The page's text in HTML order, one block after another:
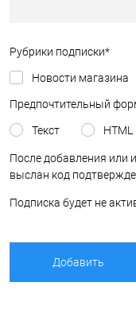
Рубрики подписки*
Новости магазина
Предпочтительный
Текст HTML
После добавления или
выслан код
Подписка будет не